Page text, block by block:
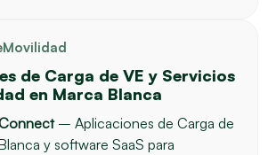
de Carga de VE y Servicios
en Marca Blanca
– Aplicaciones de Carga de
y software SaaS para